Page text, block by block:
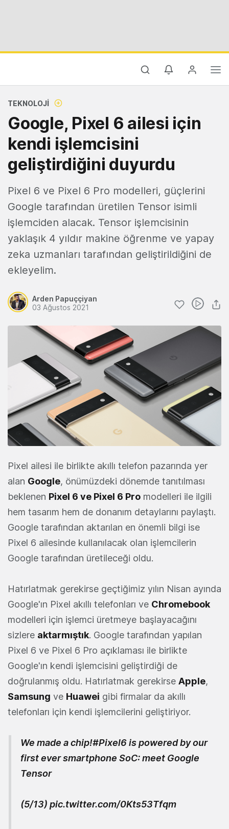
TEKNOLOJI
Google, Pixel 6 ailesi için
kendi işlemcisini
geliştirdiğini duyurdu
Pixel 6 ve Pixel 6 Pro modelleri, güçlerini
Google tarafından üretilen Tensor isimli
işlemciden alacak. Tensor işlemcisinin
yaklaşık 4 yıldır makine öğrenme ve yapay
zeka uzmanları tarafından geliştirildiğini de
ekleyelim.
Arden Papuççiyan
03 Ağustos 2021
Pixel ailesi ile birlikte akıllı telefon pazarında yer
alan Google, önümüzdeki dönemde tanıtılması
beklenen Pixel 6 ve Pixel 6 Pro modelleri ile ilgili
hem tasarım hem de donanım detaylarını paylaştı.
Google tarafından aktarılan en önemli bilgi ise
Pixel 6 ailesinde kullanılacak olan işlemcilerin
Google tarafından üretileceği oldu.
Hatırlatmak gerekirse geçtiğimiz yılın Nisan ayında
Google'ın Pixel akıllı telefonları ve Chromebook
modelleri için işlemci üretmeye başlayacağını
sizlere aktarmıştık. Google tarafından yapılan
Pixel 6 ve Pixel 6 Pro açıklaması ile birlikte
Google'ın kendi işlemcisini geliştirdiği de
doğrulanmış oldu. Hatırlatmak gerekirse Apple,
Samsung ve Huawei gibi firmalar da akıllı
telefonları için kendi işlemcilerini geliştiriyor.
We made a chip!#Pixel6is powered by our
first ever smartphone SoC: meet Google
Tensor
(5/13) pic.twitter.com/0Kts53Tfqm